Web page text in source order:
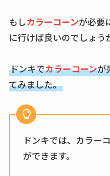
もしカラーコーンが必要
に行けば良いのでしょう
ドンキでカラーコーンが
てみました。
ドンキでは、カラー
ができます。